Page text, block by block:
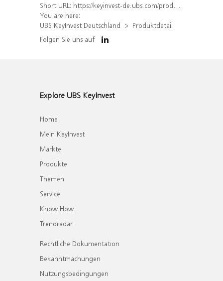
Short URL: https://keyinvest-de.ubs.com/produkt/detail/index/isin/DE000WA7UEE8
You are here:
UBS KeyInvest Deutschland
Produktdetail
Folgen Sie uns auf
Explore UBS KeyInvest
Home
Mein KeyInvest
Märkte
Produkte
Themen
Service
Know How
Trendradar
Rechtliche Dokumentation
Bekanntmachungen
Nutzungsbedingungen